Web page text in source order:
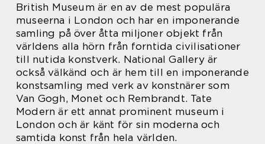
British Museum är en av de mest populära
museerna i London och har en imponerande
samling på över åtta miljoner objekt från
världens alla hörn från forntida civilisationer
till nutida konstverk. National Gallery är
också välkänd och är hem till en imponerande
konstsamling med verk av konstnärer som
Van Gogh, Monet och Rembrandt. Tate
Modern är ett annat prominent museum i
London och är känt för sin moderna och
samtida konst från hela världen.